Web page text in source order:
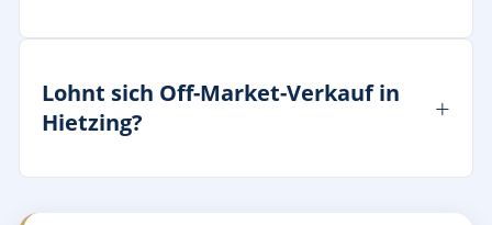
Lohnt sich Off-Market-Verkauf in
Hietzing?